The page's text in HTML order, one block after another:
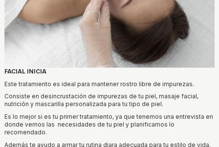
FACIAL INICIA
Este tratamiento es ideal para mantener rostro libre de impurezas.
Consiste en desincrustación de impurezas de tu piel, masaje facial,
nutrición y mascarilla personalizada para tu tipo de piel.
Es lo mejor si es tu primer tratamiento, ya que tenemos una entrevista en
donde vemos las necesidades de tu piel y planificamos lo
recomendado.
Además te ayudo a armar tu rutina diara adecuada para tu estilo de vida.